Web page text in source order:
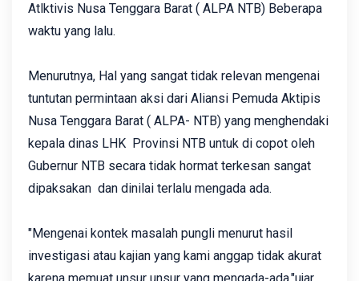
Atlktivis Nusa Tenggara Barat ( ALPA NTB) Beberapa
waktu yang lalu.
Menurutnya, Hal yang sangat tidak relevan mengenai
tuntutan permintaan aksi dari Aliansi Pemuda Aktipis
Nusa Tenggara Barat ( ALPA- NTB) yang menghendaki
kepala dinas LHK Provinsi NTB untuk di copot oleh
Gubernur NTB secara tidak hormat terkesan sangat
dipaksakan dan dinilai terlalu mengada ada.
"Mengenai kontek masalah pungli menurut hasil
investigasi atau kajian yang kami anggap tidak akurat